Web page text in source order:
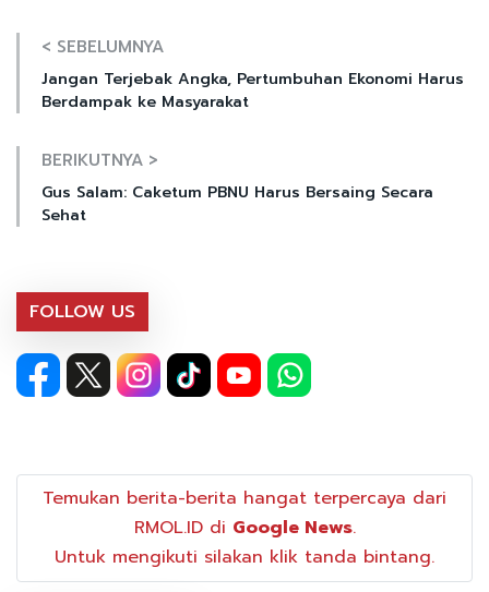
< SEBELUMNYA
Jangan Terjebak Angka, Pertumbuhan Ekonomi Harus
Berdampak ke Masyarakat
BERIKUTNYA >
Gus Salam: Caketum PBNU Harus Bersaing Secara
Sehat
FOLLOW US
Temukan berita-berita hangat terpercaya dari
RMOL.ID di Google News.
Untuk mengikuti silakan klik tanda bintang.